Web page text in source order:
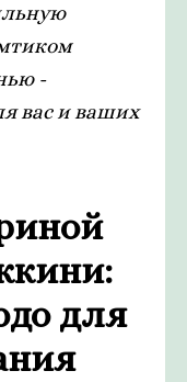
-
вас и ваших
для